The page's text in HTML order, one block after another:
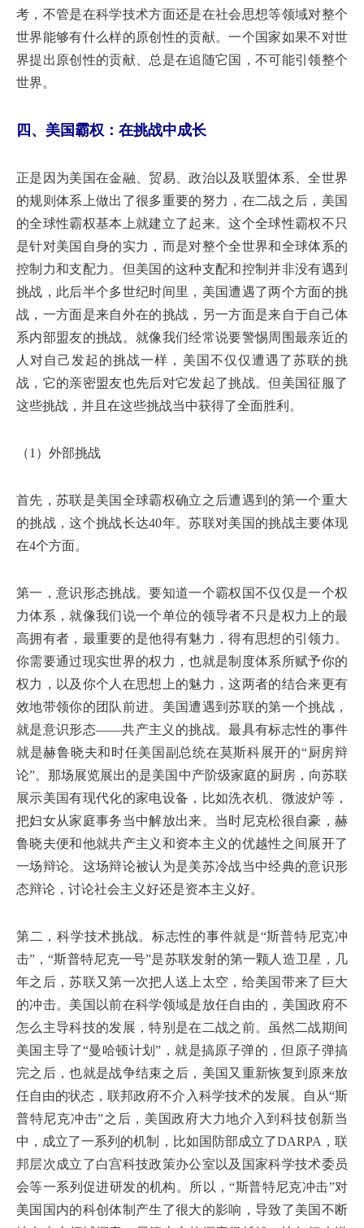
考，不管是在科学技术方面还是在社会思想等领域对整个
世界能够有什么样的原创性的贡献。一个国家如果不对世
界提出原创性的贡献、总是在追随它国，不可能引领整个
世界。
四、美国霸权：在挑战中成长
正是因为美国在金融、贸易、政治以及联盟体系、全世界
的规则体系上做出了很多重要的努力，在二战之后，美国
的全球性霸权基本上就建立了起来。这个全球性霸权不只
是针对美国自身的实力，而是对整个全世界和全球体系的
控制力和支配力。但美国的这种支配和控制并非没有遇到
挑战，此后半个多世纪时间里，美国遭遇了两个方面的挑
战，一方面是来自外在的挑战，另一方面是来自于自己体
系内部盟友的挑战。就像我们经常说要警惕周围最亲近的
人对自己发起的挑战一样，美国不仅仅遭遇了苏联的挑
战，它的亲密盟友也先后对它发起了挑战。但美国征服了
这些挑战，并且在这些挑战当中获得了全面胜利。
（1）外部挑战
首先，苏联是美国全球霸权确立之后遭遇到的第一个重大
的挑战，这个挑战长达40年。苏联对美国的挑战主要体现
在4个方面。
第一，意识形态挑战。要知道一个霸权国不仅仅是一个权
力体系，就像我们说一个单位的领导者不只是权力上的最
高拥有者，最重要的是他得有魅力，得有思想的引领力。
你需要通过现实世界的权力，也就是制度体系所赋予你的
权力，以及你个人在思想上的魅力，这两者的结合来更有
效地带领你的团队前进。美国遭遇到苏联的第一个挑战，
就是意识形态——共产主义的挑战。最具有标志性的事件
就是赫鲁晓夫和时任美国副总统在莫斯科展开的“厨房辩
论”。那场展览展出的是美国中产阶级家庭的厨房，向苏联
展示美国有现代化的家电设备，比如洗衣机、微波炉等，
把妇女从家庭事务当中解放出来。当时尼克松很自豪，赫
鲁晓夫便和他就共产主义和资本主义的优越性之间展开了
一场辩论。这场辩论被认为是美苏冷战当中经典的意识形
态辩论，讨论社会主义好还是资本主义好。
第二，科学技术挑战。标志性的事件就是“斯普特尼克冲
击”，“斯普特尼克一号”是苏联发射的第一颗人造卫星，几
年之后，苏联又第一次把人送上太空，给美国带来了巨大
的冲击。美国以前在科学领域是放任自由的，美国政府不
怎么主导科技的发展，特别是在二战之前。虽然二战期间
美国主导了“曼哈顿计划”，就是搞原子弹的，但原子弹搞
完之后，也就是战争结束之后，美国又重新恢复到原来放
任自由的状态，联邦政府不介入科学技术的发展。自从“斯
普特尼克冲击”之后，美国政府大力地介入到科技创新当
中，成立了一系列的机制，比如国防部成立了DARPA，联
邦层次成立了白宫科技政策办公室以及国家科学技术委员
会等一系列促进研发的机构。所以，“斯普特尼克冲击”对
美国国内的科创体制产生了很大的影响，导致了美国不断